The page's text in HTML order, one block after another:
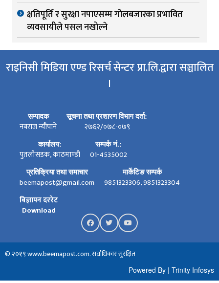
क्षतिपूर्ति र सुरक्षा नपाएसम्म गोलबजारका प्रभावित
व्यवसायीले पसल नखोल्ने
राइनिसी मिडिया एण्ड रिसर्च सेन्टर प्रा.लि.द्वारा सञ्चालित
।
सम्पादक
नबराज न्यौपाने
सूचना तथा प्रशारण विभाग दर्ता:
२७६२/०७८-०७९
कार्यालय:
पुतलीसडक, काठमाण्डौ
सम्पर्क नं.:
01-4535002
प्रतिक्रिया तथा समाचार
beemapost@gmail.com
मार्केटिङ सम्पर्क
9851323306, 9851323304
बिज्ञापन दररेट
Download
© २०१९ www.beemapost.com. सर्वाधिकार सुरक्षित
Powered By | Trinity Infosys